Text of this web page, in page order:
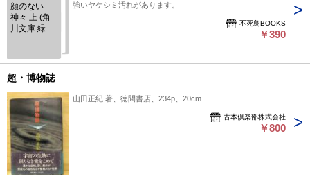
顔のない
神々 上 (角
川文庫 緑
強いヤケシミ汚れがあります。
不死鳥BOOKS
￥390
超・博物誌
山田正紀 著、徳間書店、234p、20cm
古本倶楽部株式会社
￥800